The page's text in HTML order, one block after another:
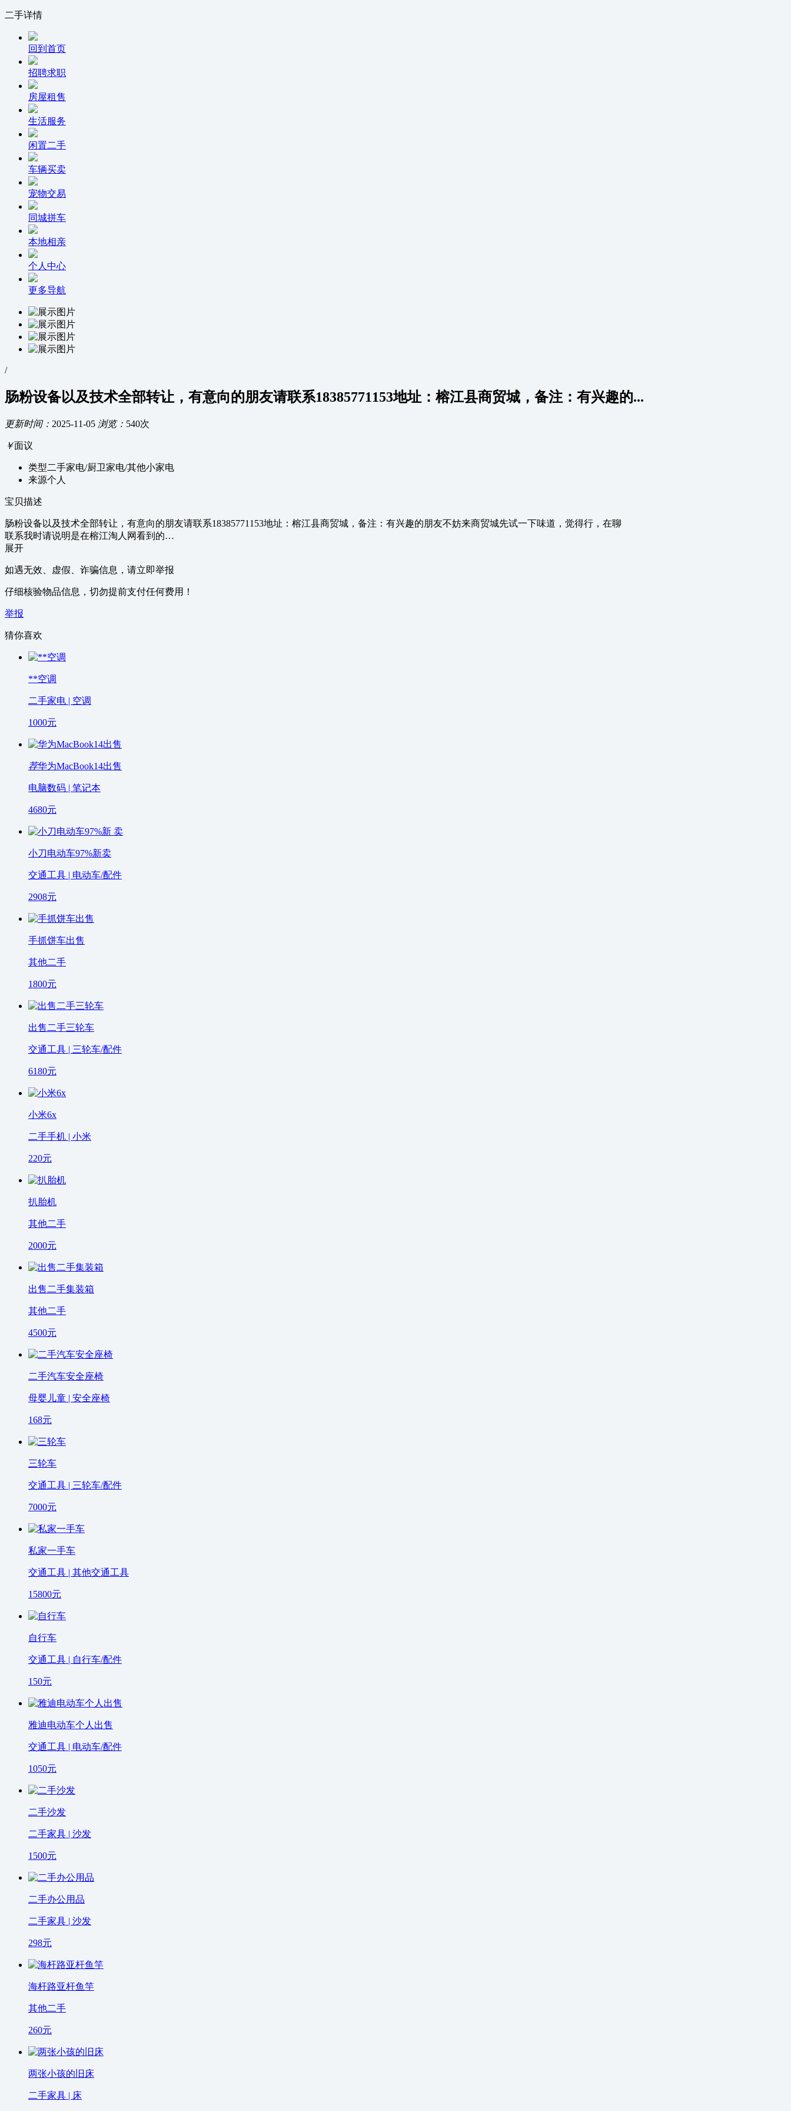
二手详情
回到首页
招聘求职
房屋租售
生活服务
闲置二手
车辆买卖
宠物交易
同城拼车
本地相亲
个人中心
更多导航
/
肠粉设备以及技术全部转让，有意向的朋友请联系18385771153地址：榕江县商贸城，备注：有兴趣的...
更新时间： 2025-11-05 浏览： 540次
￥面议
类型二手家电/厨卫家电/其他小家电
来源个人
宝贝描述
肠粉设备以及技术全部转让，有意向的朋友请联系18385771153地址：榕江县商贸城，备注：有兴趣的朋友不妨来商贸城先试一下味道，觉得行，在聊
联系我时请说明是在榕江淘人网看到的…
展开
如遇无效、虚假、诈骗信息，请立即举报
仔细核验物品信息，切勿提前支付任何费用！
举报
猜你喜欢
**空调
二手家电 | 空调
1000元
荐华为MacBook14出售
电脑数码 | 笔记本
4680元
小刀电动车97%新卖
交通工具 | 电动车/配件
2908元
手抓饼车出售
其他二手
1800元
出售二手三轮车
交通工具 | 三轮车/配件
6180元
小米6x
二手手机 | 小米
220元
扒胎机
其他二手
2000元
出售二手集装箱
其他二手
4500元
二手汽车安全座椅
母婴儿童 | 安全座椅
168元
三轮车
交通工具 | 三轮车/配件
7000元
私家一手车
交通工具 | 其他交通工具
15800元
自行车
交通工具 | 自行车/配件
150元
雅迪电动车个人出售
交通工具 | 电动车/配件
1050元
二手沙发
二手家具 | 沙发
1500元
二手办公用品
二手家具 | 沙发
298元
海杆路亚杆鱼竿
其他二手
260元
两张小孩的旧床
二手家具 | 床